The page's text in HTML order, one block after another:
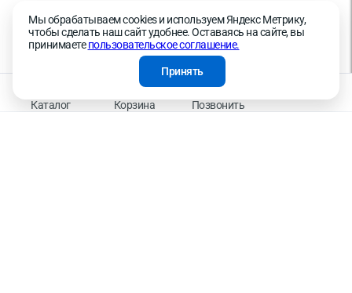
Каталог Корзина Позвонить
Продолжая работу с сайтом, вы даете согласие на использование сайтом cookies и
на обработку персональных данных в целях функционирования сайта, проведения
ретаргетинга, статистических исследований, улучшения сервиса и предоставления
релевантной рекламной информации на основе ваших предпочтений и интересов.
На информационном ресурсе применяются рекомендательные технологии —
Правила применения рекомендательных технологий
Мы обрабатываем cookies и используем Яндекс Метрику,
чтобы сделать наш сайт удобнее. Оставаясь на сайте, вы
принимаетепользовательское соглашение.
Принять